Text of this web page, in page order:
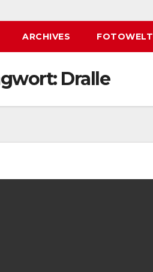
ARCHIVES FOTOWELT
Dralle